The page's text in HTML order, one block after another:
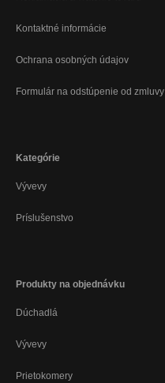
Kontaktné informácie
Ochrana osobných údajov
Formulár na odstúpenie od zmluvy
Kategórie
Vývevy
Príslušenstvo
Produkty na objednávku
Dúchadlá
Vývevy
Prietokomery